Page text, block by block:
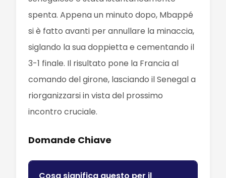
spenta. Appena un minuto dopo, Mbappé
si è fatto avanti per annullare la minaccia,
siglando la sua doppietta e cementando il
3-1 finale. Il risultato pone la Francia al
comando del girone, lasciando il Senegal a
riorganizzarsi in vista del prossimo
incontro cruciale.
Domande Chiave